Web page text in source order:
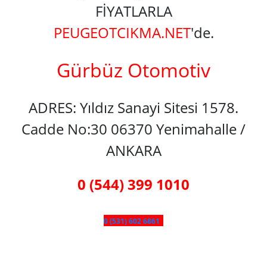
FİYATLARLA
PEUGEOTCIKMA.NET'de.
Gürbüz Otomotiv
ADRES: Yıldız Sanayi Sitesi 1578.
Cadde No:30 06370 Yenimahalle /
ANKARA
0 (544) 399 1010
0 (531) 602 6861